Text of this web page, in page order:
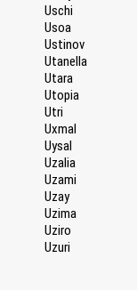
Uschi
Usoa
Ustinov
Utanella
Utara
Utopia
Utri
Uxmal
Uysal
Uzalia
Uzami
Uzay
Uzima
Uziro
Uzuri